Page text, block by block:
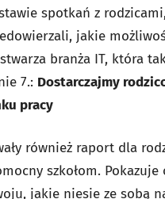
spotkań z
jakie
branża IT, która
7.: Dostarczajmy
pracy
również raport dla
szkołom. Pokazuje
jakie niesie ze sobą